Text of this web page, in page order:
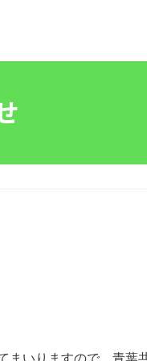
いりますので、青葉